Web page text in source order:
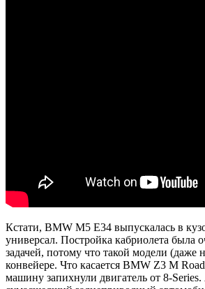
Кстати, BMW M5 E34 выпускалась в
универсал. Постройка кабриолета была
задачей, потому что такой модели (даже
конвейере. Что касается BMW Z3 M
машину запихнули двигатель от 8-